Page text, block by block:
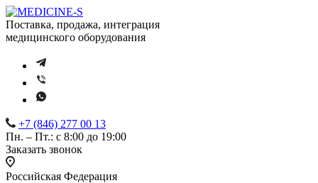
Поставка, продажа, интеграция
медицинского оборудования
+7 (846) 277 00 13
Пн. – Пт.: с 8:00 до 19:00
Заказать звонок
Российская Федерация